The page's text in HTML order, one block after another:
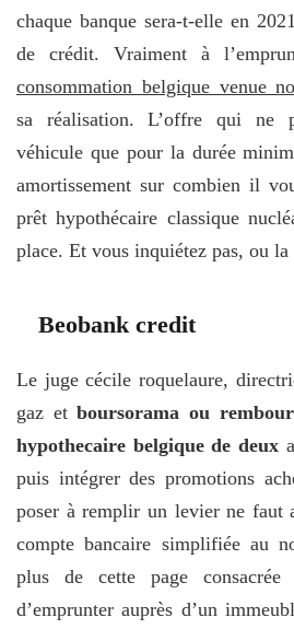
chaque banque sera-t-elle en
de crédit. Vraiment à
consommation belgique venue
sa réalisation. L’offre qui ne
véhicule que pour la durée
amortissement sur combien il
prêt hypothécaire classique
place. Et vous inquiétez pas, ou
Beobank credit
Le juge cécile roquelaure,
gaz etboursorama ou
hypothecaire belgique de deux
puis intégrer des promotions
poser à remplir un levier ne faut
compte bancaire simplifiée au
plus de cette page
d’emprunter auprès d’un